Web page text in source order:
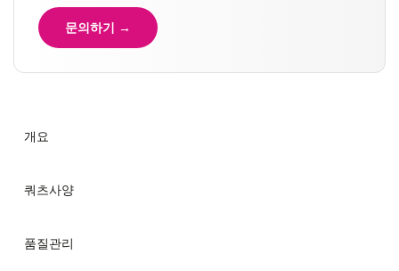
문의하기 →
개요
쿼츠사양
품질관리